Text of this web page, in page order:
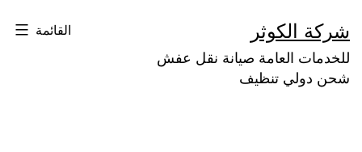
إلى
المحتوى
شركة الكوثر
للخدمات العامة صيانة نقل عفش
شحن دولي تنظيف
القائمة